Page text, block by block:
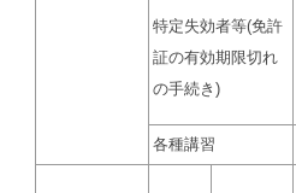
特定失効者等(免許
証の有効期限切れ
の手続き)
各種講習